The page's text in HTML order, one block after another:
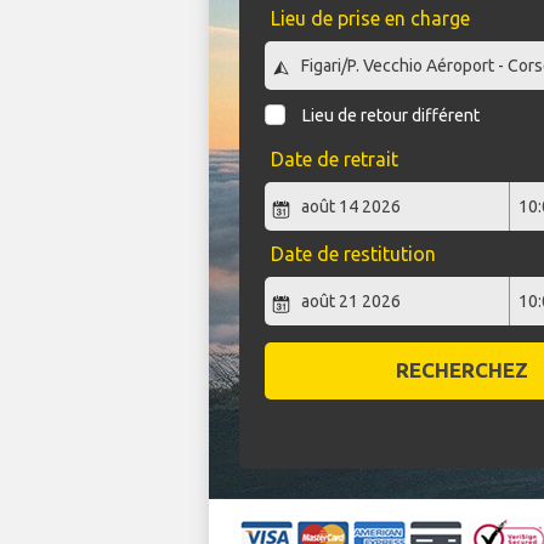
Lieu de prise en charge
Lieu de retour différent
Date de retrait
Date de restitution
RECHERCHEZ